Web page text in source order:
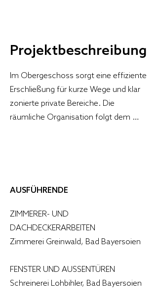
Projektbeschreibung
Im Obergeschoss sorgt eine effiziente
Erschließung für kurze Wege und klar
zonierte private Bereiche. Die
räumliche Organisation folgt dem
AUSFÜHRENDE
ZIMMERER- UND
DACHDECKERARBEITEN
Zimmerei Greinwald, Bad Bayersoien
FENSTER UND AUSSENTÜREN
Schreinerei Lohbihler, Bad Bayersoien